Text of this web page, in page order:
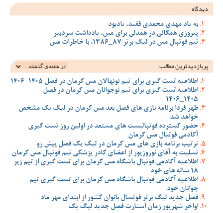
دیدگاه
به یاد مهدی محمدی فقید، یادبود
پیروزی همگانی در همدلی برای مس، یادداشت سردبیر
تیم فوتبال مس در لیگ برتر 87_1386، با خاطرات مس
پربازدیدترین‌ مطالب
اطلاعیه تست گیری برای تیم نونهالان مس کرمان در فصل 1405-1406
اطلاعیه تست گیری برای تیم نوجوانان مس کرمان در فصل
1405_1406
ظهر فردا برنامه بازی های فصل بعد مس کرمان در لیگ یک مشخص
خواهد شد
حضور گسترده فوتبالیست های مستعد در اولین روز تست گیری
آکادمی فوتبال مس کرمان
ترتیب برنامه بازی های مس کرمان در لیگ یک فصل پیش رو
تسلیت به آقای نوروزپور از اعضای کادر پزشکی تیم فوتبال مس کرمان
اطلاعیه آکادمی فوتبال باشگاه مس کرمان برای تست گیری از تیم زیر
18 ساله های خود
اطلاعیه آکادمی فوتبال باشگاه مس کرمان برای تست گیری تیم
جوانان خود
فصل جدید لیگ برتر فوتسال بانوان کشور از ابتدای مهر ماه
اواخر شهریور زمان استارت فصل جدید لیگ یک